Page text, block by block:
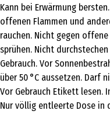
Aqua*Alcohol
Chloride*Lactic
Glycol*Citric
Anwendungshinweis
Kann bei Erwärmung
offenen Flammen und
rauchen. Nicht gegen
sprühen. Nicht
Gebrauch. Vor
über 50 °C aussetzen. Darf
Vor Gebrauch Etikett lesen.
Nur völlig entleerte Dose in